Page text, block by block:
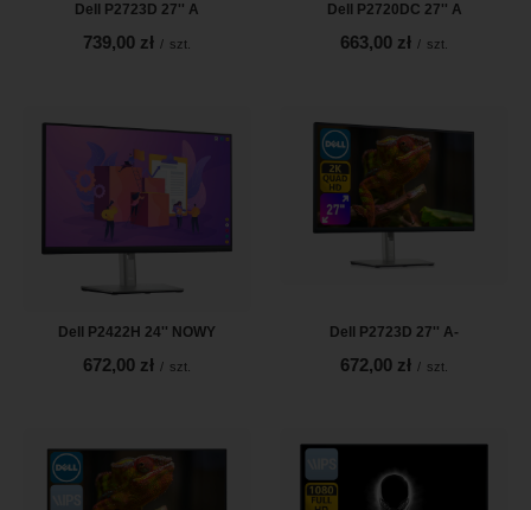
Dell P2723D 27'' A
739,00 zł / szt.
Dell P2720DC 27'' A
663,00 zł / szt.
Dell P2422H 24'' NOWY
672,00 zł / szt.
Dell P2723D 27'' A-
672,00 zł / szt.